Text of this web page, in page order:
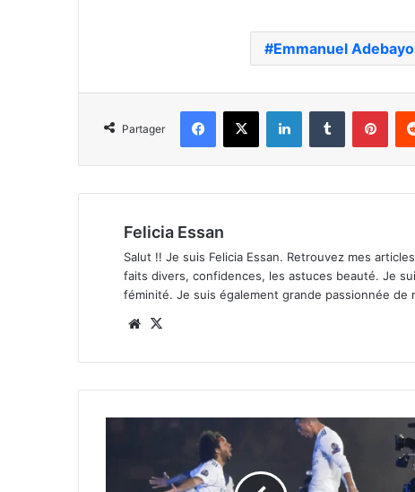
Emmanuel
Partager
Facebook
X LinkedinTumblr
Felicia Essan
Salut !! Je suis Felicia Essan. Retrouvez mes
faits divers, confidences, les astuces beauté. Je
féminité. Je suis également grande passionnée de
Website